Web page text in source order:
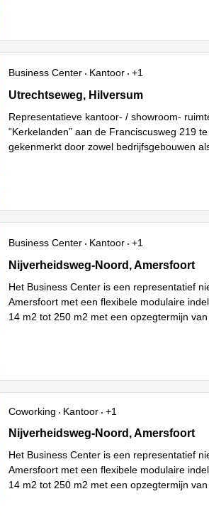
Business Center Kantoor +1
Utrechtseweg 47, Hilversum
Utrechtseweg, Hilversum
Representatieve kantoor- / showroom-
“Kerkelanden” aan de Franciscusweg 219
gekenmerkt door zowel bedrijfsgebouwen
Business Center Kantoor +1
Nijverheidsweg Noord 60-99, Amersfoort
Nijverheidsweg-Noord, Amersfoort
Het Business Center is een representatief
Amersfoort met een flexibele modulaire
14 m2 tot 250 m2 met een opzegtermijn
Coworking Kantoor
+1
Nijverheidsweg Noord 60-99, Amersfoort
Nijverheidsweg-Noord, Amersfoort
Het Business Center is een representatief
Amersfoort met een flexibele modulaire
14 m2 tot 250 m2 met een opzegtermijn